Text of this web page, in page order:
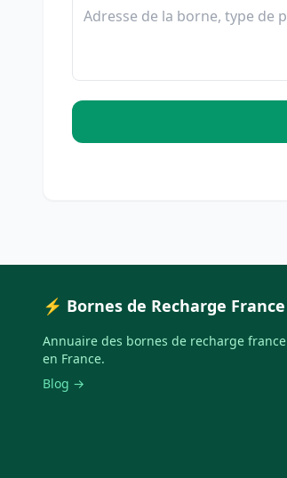
⚡ Bornes de Recharge France
Annuaire des bornes de recharge france
en France.
Blog →